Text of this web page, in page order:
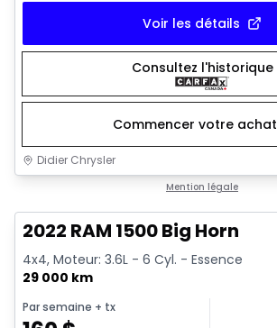
Voir les détails
Consultez l'historique
Commencer votre achat
Didier Chrysler
Mention légale
2022 RAM 1500 Big Horn
4x4, Moteur: 3.6L - 6 Cyl. - Essence
29 000 km
Par semaine + tx